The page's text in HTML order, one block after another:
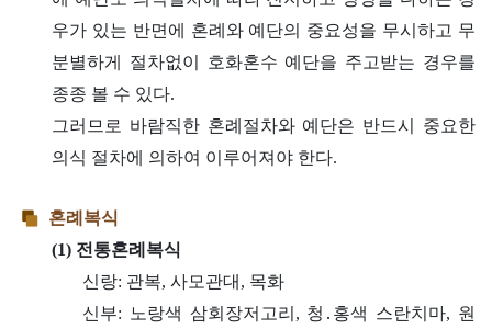
우가 있는 반면에 혼례와 예단의 중요성을 무시하고 무
분별하게 절차없이 호화혼수 예단을 주고받는 경우를
종종 볼 수 있다.
그러므로 바람직한 혼례절차와 예단은 반드시 중요한
의식 절차에 의하여 이루어져야 한다.
혼례복식
(1) 전통혼례복식
신랑: 관복, 사모관대, 목화
신부: 노랑색 삼회장저고리, 청․홍색 스란치마, 원